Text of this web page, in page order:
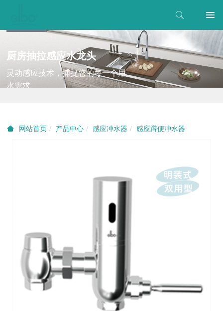
厨房抽拉感应水龙头
灵动感应技术，捕捉您的每一个用
水需求
网站首页 产品中心 感应冲水器 感应蹲便冲水器